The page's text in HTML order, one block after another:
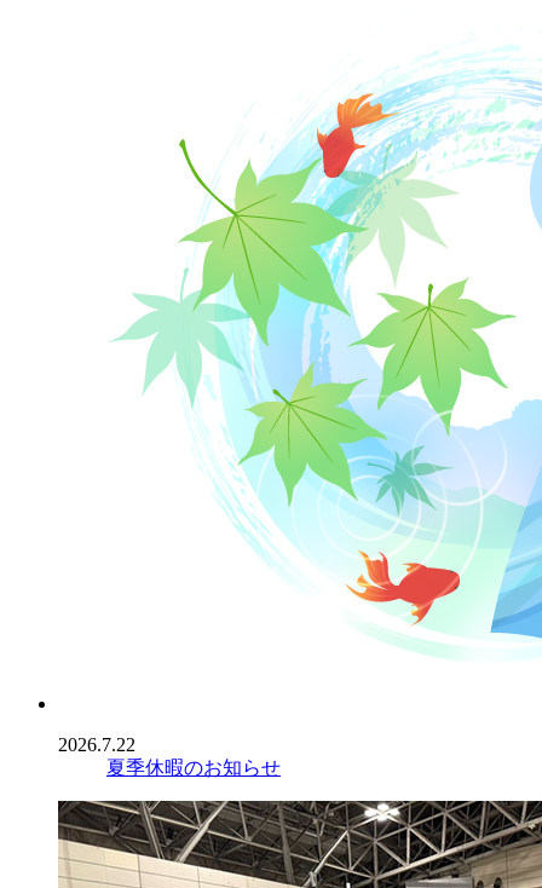
2026.7.22
夏季休暇のお知らせ